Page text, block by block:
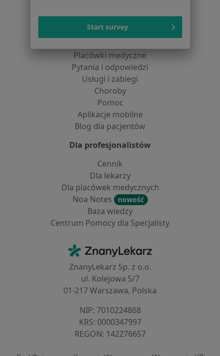
Dla pacjentów
Placówki medyczne
Pytania i odpowiedzi
Usługi i zabiegi
Choroby
Pomoc
Aplikacje mobilne
Blog dla pacjentów
Dla profesjonalistów
Cennik
Dla lekarzy
Dla placówek medycznych
Noa Notes
nowość
Baza wiedzy
Centrum Pomocy dla Specjalisty
ZnanyLekarz - Strona główna
ZnanyLekarz Sp. z o.o.
ul. Kolejowa 5/7
01-217 Warszawa, Polska
NIP: ⁠7010224868
KRS: ⁠0000347997
REGON: ⁠142276657
Start survey